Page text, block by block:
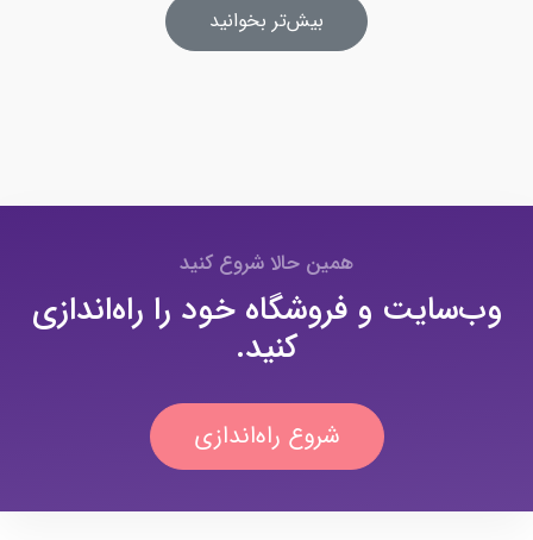
بیش‌تر بخوانید
همین حالا شروع کنید
وب‌سایت و فروشگاه خود را راه‌اندازی
کنید.
شروع راه‌اندازی